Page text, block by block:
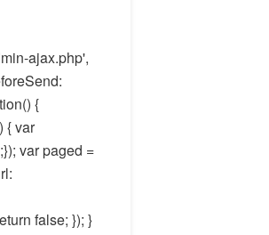
ajax.php',
{
{ var
var paged =
false; }); }